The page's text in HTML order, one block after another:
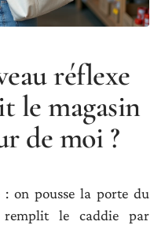
réflexe
le magasin
de moi ?
on pousse la porte du
remplit le caddie par